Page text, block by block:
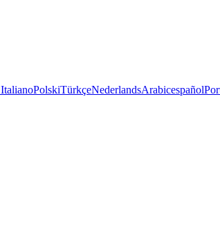
ItalianoPolskiTürkçeNederlandsArabicespañol